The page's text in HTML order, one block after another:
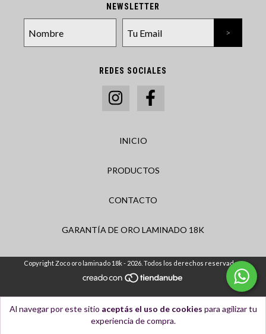
Al navegar por este sitio aceptás el uso de cookies para agilizar tu
experiencia de compra.
NEWSLETTER
REDES SOCIALES
INICIO
PRODUCTOS
CONTACTO
GARANTÍA DE ORO LAMINADO 18K
Copyright Zoco oro laminado 18k - 2026. Todos los derechos reservados.